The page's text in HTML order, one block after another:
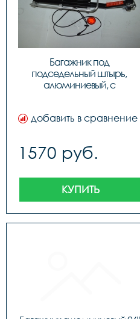
Багажник под
подседельный штырь,
алюминиевый, с
добавить в сравнение
1570 руб.
КУПИТЬ